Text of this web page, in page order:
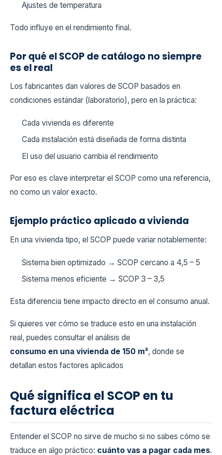
Ajustes de temperatura
Todo influye en el rendimiento final.
Por qué el SCOP de catálogo no siempre
es el real
Los fabricantes dan valores de SCOP basados en
condiciones estándar (laboratorio), pero en la práctica:
Cada vivienda es diferente
Cada instalación está diseñada de forma distinta
El uso del usuario cambia el rendimiento
Por eso es clave interpretar el SCOP como una referencia,
no como un valor exacto.
Ejemplo práctico aplicado a vivienda
En una vivienda tipo, el SCOP puede variar notablemente:
Sistema bien optimizado → SCOP cercano a 4,5 – 5
Sistema menos eficiente → SCOP 3 – 3,5
Esta diferencia tiene impacto directo en el consumo anual.
Si quieres ver cómo se traduce esto en una instalación
real, puedes consultar el análisis de
consumo en una vivienda de 150 m², donde se
detallan estos factores aplicados
Qué significa el SCOP en tu
factura eléctrica
Entender el SCOP no sirve de mucho si no sabes cómo se
traduce en algo práctico: cuánto vas a pagar cada mes.